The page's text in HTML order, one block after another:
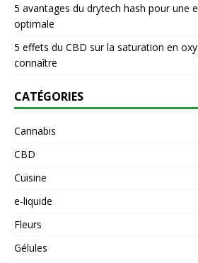
5 avantages du drytech hash pour une
optimale
5 effets du CBD sur la saturation en
connaître
CATÉGORIES
Cannabis
CBD
Cuisine
e-liquide
Fleurs
Gélules